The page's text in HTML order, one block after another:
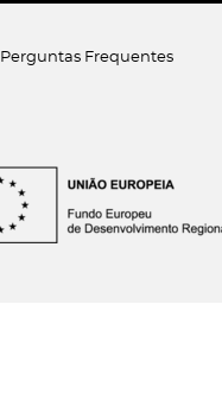
Perguntas Frequentes